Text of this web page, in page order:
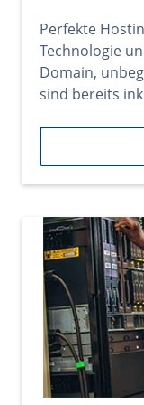
Perfekte
Technologie
Domain,
sind bereits